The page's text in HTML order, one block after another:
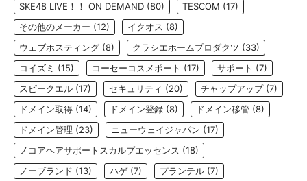
SKE48 LIVE！！ ON DEMAND (80) TESCOM (17)
その他のメーカー (12) イクオス (8)
ウェブホスティング (8) クラシエホームプロダクツ (33)
コイズミ (15) コーセーコスメポート (17) サポート (7)
スピークエル (17) セキュリティ (20) チャップアップ(7)
ドメイン取得 (14) ドメイン登録 (8) ドメイン移管 (8)
ドメイン管理 (23) ニューウェイジャパン (17)
ノコアヘアサポートスカルプエッセンス (18)
ノーブランド (13) ハゲ (7) プランテル (7)